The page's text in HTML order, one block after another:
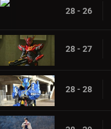
28 - 26
28 - 27
28 - 28